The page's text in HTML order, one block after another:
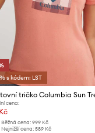
s kódem: LST
tričko Columbia Sun
cena:
Běžná cena: 999 Kč
Nejnižší cena: 589 Kč